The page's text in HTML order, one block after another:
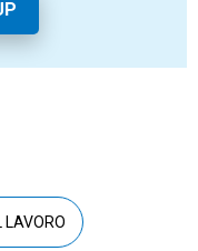
LAVORO